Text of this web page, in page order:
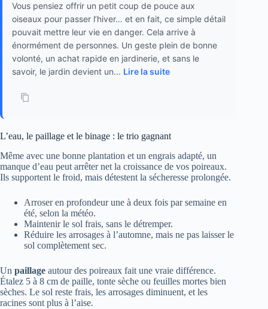
Vous pensiez offrir un petit coup de pouce aux
oiseaux pour passer l’hiver… et en fait, ce simple détail
pouvait mettre leur vie en danger. Cela arrive à
énormément de personnes. Un geste plein de bonne
volonté, un achat rapide en jardinerie, et sans le
savoir, le jardin devient un... Lire la suite
L’eau, le paillage et le binage : le trio gagnant
Même avec une bonne plantation et un engrais adapté, un
manque d’eau peut arrêter net la croissance de vos poireaux.
Ils supportent le froid, mais détestent la sécheresse prolongée.
Arroser en profondeur une à deux fois par semaine en
été, selon la météo.
Maintenir le sol frais, sans le détremper.
Réduire les arrosages à l’automne, mais ne pas laisser le
sol complètement sec.
Un paillage autour des poireaux fait une vraie différence.
Étalez 5 à 8 cm de paille, tonte sèche ou feuilles mortes bien
sèches. Le sol reste frais, les arrosages diminuent, et les
racines sont plus à l’aise.